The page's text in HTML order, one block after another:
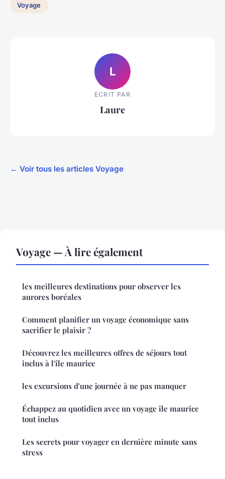
Voyage
L
ECRIT PAR
Laure
← Voir tous les articles Voyage
Voyage — À lire également
les meilleures destinations pour observer les
aurores boréales
Comment planifier un voyage économique sans
sacrifier le plaisir ?
Découvrez les meilleures offres de séjours tout
inclus à l'île maurice
les excursions d'une journée à ne pas manquer
Échappez au quotidien avec un voyage île maurice
tout inclus
Les secrets pour voyager en dernière minute sans
stress